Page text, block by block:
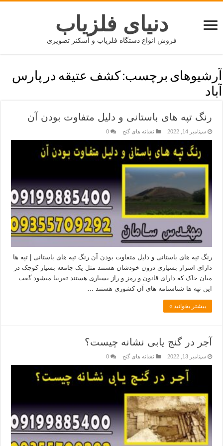
دنیای فلزیاب
فروش انواع دستگاه فلزیاب و اسکنر تصویری
آرشیوهای برچسب: کشف عتیقه در پارس
آباد
رنگ تپه های باستانی و دلیل متفاوت بودن آن
سپتامبر 14, 2022 نشانه های گنج 0
رنگ تپه های باستانی و دلیل متفاوت بودن آن رنگ تپه های باستانی | تپه ها
دارای اسرار بسیاری درون خودشان هستند مثل یک جامعه بسیار کوچک در
میان خاک که دارای قانون و رمز و راز بسیاری هستند تقریبا میشود گفت
این تپه ها شناسنامه های آن کشوری هستند …
بیشتر بخوانید »
آجر در گنج یابی نشانه چیست؟
سپتامبر 13, 2022 نشانه های گنج 0